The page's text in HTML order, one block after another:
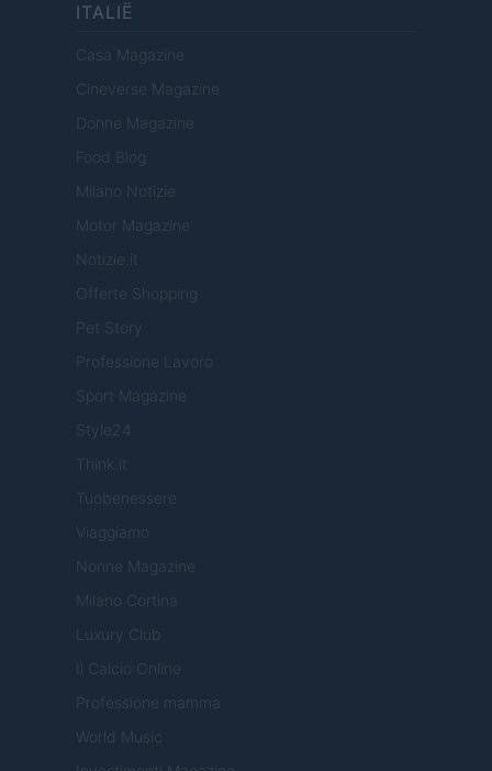
ITALIË
Casa Magazine
Cineverse Magazine
Donne Magazine
Food Blog
Milano Notizie
Motor Magazine
Notizie.it
Offerte Shopping
Pet Story
Professione Lavoro
Sport Magazine
Style24
Think.it
Tuobenessere
Viaggiamo
Nonne Magazine
Milano Cortina
Luxury Club
Il Calcio Online
Professione mamma
World Music